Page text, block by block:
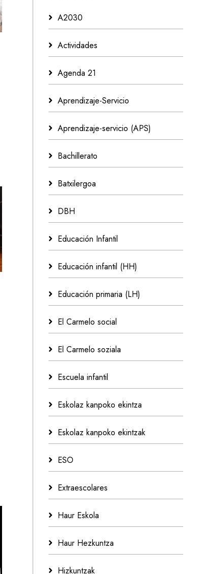
A2030
Actividades
Agenda 21
Aprendizaje-Servicio
Aprendizaje-servicio (APS)
Bachillerato
Batxilergoa
DBH
Educación Infantil
Educación infantil (HH)
Educación primaria (LH)
El Carmelo social
El Carmelo soziala
Escuela infantil
Eskolaz kanpoko ekintza
Eskolaz kanpoko ekintzak
ESO
Extraescolares
Haur Eskola
Haur Hezkuntza
Hizkuntzak